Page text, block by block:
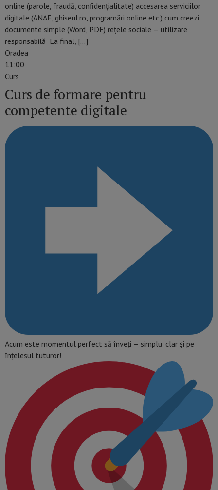
online (parole, fraudă, confidențialitate) accesarea serviciilor
digitale (ANAF, ghiseul.ro, programări online etc.) cum creezi
documente simple (Word, PDF) rețele sociale — utilizare
responsabilă La final, […]
Oradea
11:00
Curs
Curs de formare pentru
competente digitale
Acum este momentul perfect să înveți — simplu, clar și pe
înțelesul tuturor!